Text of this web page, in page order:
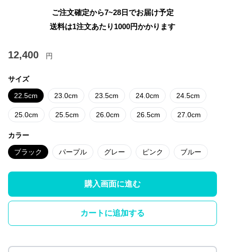
ご注文確定から7~28日でお届け予定
送料は1注文あたり 1000円かかります
12,400 円
サイズ
22.5cm 23.0cm 23.5cm 24.0cm 24.5cm
25.0cm 25.5cm 26.0cm 26.5cm 27.0cm
カラー
ブラック パープル グレー ピンク ブルー
購入画面に進む
カートに追加する